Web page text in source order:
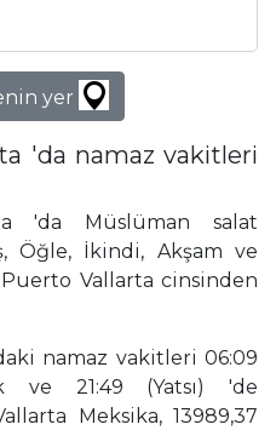
yer
'da namaz vakitleri
'da Müslüman salat
Öğle, İkindi, Akşam ve
Puerto Vallarta cinsinden
namaz vakitleri 06:09
ve 21:49 (Yatsı) 'de
Meksika, 13989,37